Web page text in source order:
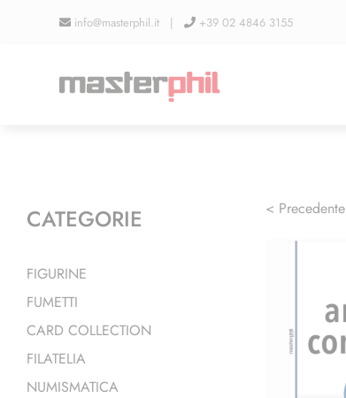
info@masterphil.it | +39 02 4846 3155
< Precedente
CATEGORIE
FIGURINE
FUMETTI
CARD COLLECTION
FILATELIA
NUMISMATICA